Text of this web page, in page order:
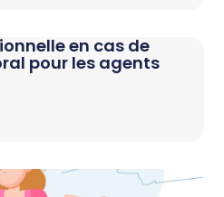
en cas de
pour les agents